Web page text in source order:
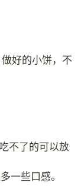
好的小饼，不
不了的可以放
一些口感。